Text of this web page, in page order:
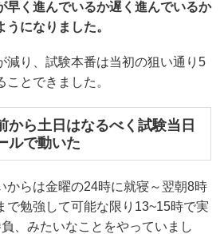
早く進んでいるか遅く進んでいるか
になりました。
減り、試験本番は当初の狙い通り5
とできました。
から土日はなるべく試験当日
ルで動いた
からは金曜の24時に就寝～翌朝8時
で勉強して可能な限り13~15時で実
、みたいなことをやっていまし